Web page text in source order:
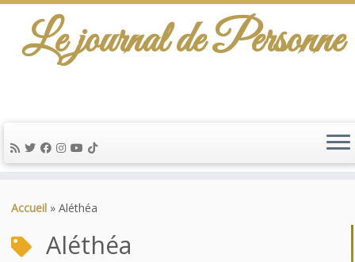
au
Le journal de Personne
Accueil » Aléthéa
Aléthéa